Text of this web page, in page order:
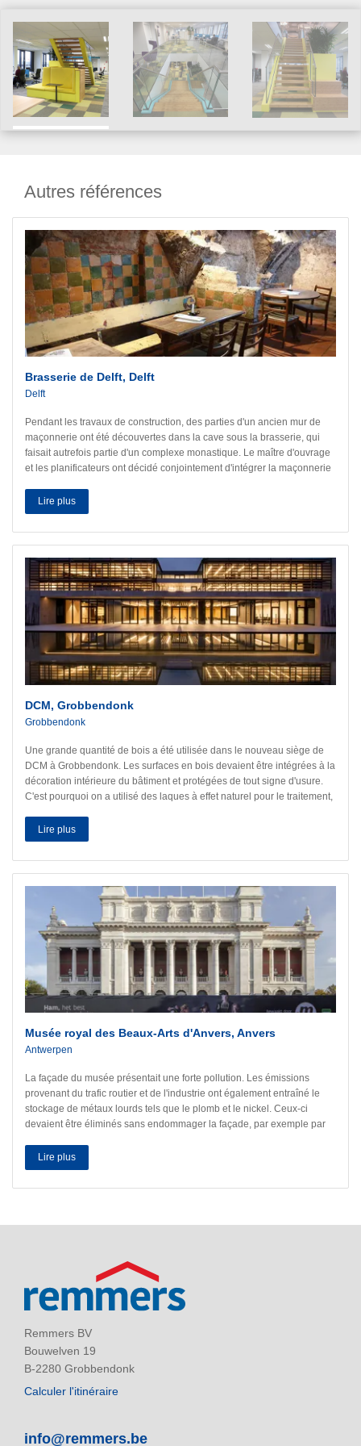
Autres références
Brasserie de Delft, Delft
Delft
Pendant les travaux de construction, des parties d'un ancien mur de
maçonnerie ont été découvertes dans la cave sous la brasserie, qui
faisait autrefois partie d'un complexe monastique. Le maître d'ouvrage
et les planificateurs ont décidé conjointement d'intégrer la maçonnerie
existant et de la préserver ainsi. À cette fin, la maçonnerie devait être
étanchéifiée et protégée contre les remontées d'humidité dans la zone
de la plinthe.
Lire plus
DCM, Grobbendonk
Grobbendonk
Une grande quantité de bois a été utilisée dans le nouveau siège de
DCM à Grobbendonk. Les surfaces en bois devaient être intégrées à la
décoration intérieure du bâtiment et protégées de tout signe d'usure.
C'est pourquoi on a utilisé des laques à effet naturel pour le traitement,
une grande résistance aux rayures.
Lire plus
Musée royal des Beaux-Arts d'Anvers, Anvers
Antwerpen
La façade du musée présentait une forte pollution. Les émissions
provenant du trafic routier et de l'industrie ont également entraîné le
stockage de métaux lourds tels que le plomb et le nickel. Ceux-ci
devaient être éliminés sans endommager la façade, par exemple par
était particulièrement adapté aux plus petites dépressions sur les
frises, bustes, médaillons et sculptures uniques. Un agent de
renforcement spécial a ensuite été utilisé aux endroits nécessaires
Lire plus
Remmers BV
Bouwelven 19
B-2280 Grobbendonk
Calculer l'itinéraire
info@remmers.be